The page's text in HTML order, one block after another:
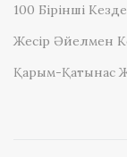
100 Бірінші
Жесір Әйелмен
Қарым-Қатынас